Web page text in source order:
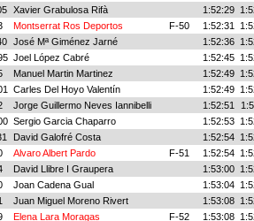
Xavier Grabulosa Rifà 1:52:29
Montserrat Ros Deportos F-50 1:52:31
José Mª Giménez Jarné 1:52:36
Joel López Cabré 1:52:45
Manuel Martin Martinez 1:52:49
Carles Del Hoyo Valentín 1:52:49
Jorge Guillermo Neves Iannibelli 1:52:51
Sergio Garcia Chaparro 1:52:53
David Galofré Costa 1:52:54
Alvaro Albert Pardo F-51 1:52:54
David Llibre I Graupera 1:53:00
Joan Cadena Gual 1:53:04
Juan Miguel Moreno Rivert 1:53:08
Elena Lara Moragas F-52 1:53:08